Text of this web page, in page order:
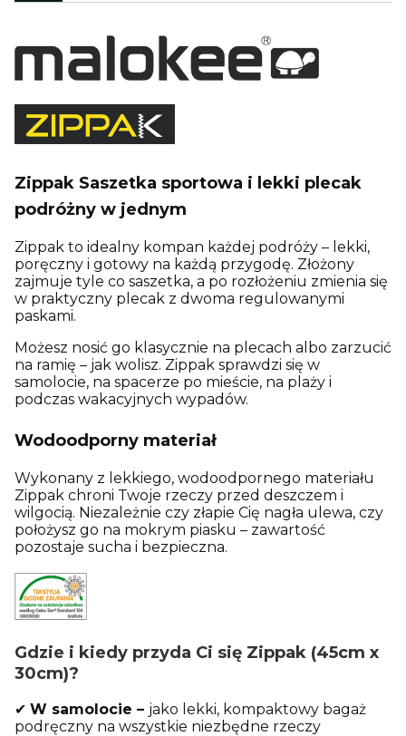
Zippak Saszetka sportowa i lekki plecak
podróżny w jednym
Zippak to idealny kompan każdej podróży – lekki,
poręczny i gotowy na każdą przygodę. Złożony
zajmuje tyle co saszetka, a po rozłożeniu zmienia się
w praktyczny plecak z dwoma regulowanymi
paskami.
Możesz nosić go klasycznie na plecach albo zarzucić
na ramię – jak wolisz. Zippak sprawdzi się w
samolocie, na spacerze po mieście, na plaży i
podczas wakacyjnych wypadów.
Wodoodporny materiał
Wykonany z lekkiego, wodoodpornego materiału
Zippak chroni Twoje rzeczy przed deszczem i
wilgocią. Niezależnie czy złapie Cię nagła ulewa, czy
położysz go na mokrym piasku – zawartość
pozostaje sucha i bezpieczna.
Gdzie i kiedy przyda Ci się Zippak (45cm x
30cm)?
✔ W samolocie – jako lekki, kompaktowy bagaż
podręczny na wszystkie niezbędne rzeczy